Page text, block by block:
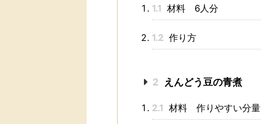
1.1 材料 6人分
1.2 作り方
2 えんどう豆の青煮
2.1 材料 作りやすい分量